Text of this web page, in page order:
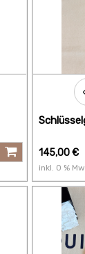
145,00€
inkl. 0 %